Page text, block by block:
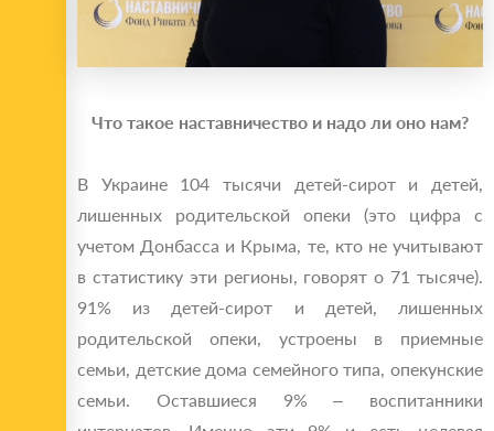
Что такое наставничество и надо ли оно нам?
В Украине 104 тысячи детей-сирот и детей,
лишенных родительской опеки (это цифра с
учетом Донбасса и Крыма, те, кто не учитывают
в статистику эти регионы, говорят о 71 тысяче).
91% из детей-сирот и детей, лишенных
родительской опеки, устроены в приемные
семьи, детские дома семейного типа, опекунские
семьи. Оставшиеся 9% ‒ воспитанники